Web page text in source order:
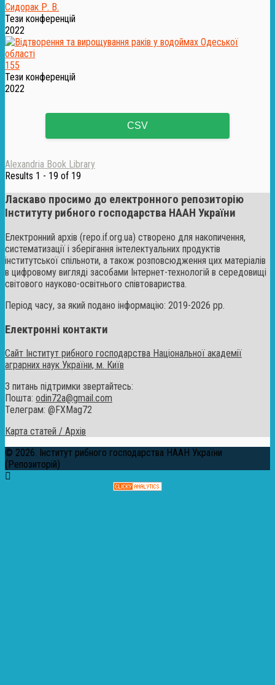
Сидорак Р. В.
Тези конференцій
2022
155
Тези конференцій
2022
CSV
Alexandria Book Library
Results 1 - 19 of 19
Ласкаво просимо до електронного репозиторію
Інституту рибного господарства НААН України
Електронний архів (repo.if.org.ua) створено для накопичення,
систематизації і зберігання інтелектуальних продуктів
інститутської спільноти, а також розповсюдження цих матеріалів
в цифровому вигляді засобами Інтернет-технологій в середовищі
світового науково-освітнього співтовариства.
Період часу, за який подано інформацію: 2019-2026 рр.
Електронні контакти
Сайт Інститут рибного господарства Національної академії
аграрних наук України, м. Київ
З питань підтримки звертайтесь:
Пошта: odin72a@gmail.com
Телеграм: @FXMag72
Карта статей / Архів
© 2026. Інститут рибного господарства НААН України
(Репозиторій)